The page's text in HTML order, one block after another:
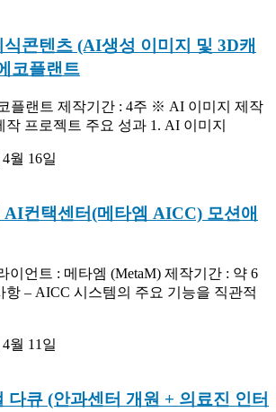
콘텐츠 (AI생성 이미지 및 3D캐
코플랜트
플랜트 제작기간 : 4주 ※ AI 이미지 제작
프로젝트 주요 성과 1. AI 이미지
월 16일
컨택센터(메타엠 AICC) 모션애
이언트 : 메타엠 (MetaM) 제작기간 : 약 6
항 – AICC 시스템의 주요 기능을 직관적
월 11일
다큐 (안과센터 개원 + 의료진 인터